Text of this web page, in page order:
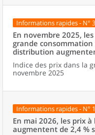
Informations rapides - N°
En novembre 2025,
grande
distribution
Indice des prix dans la
novembre 2025
Informations rapides - N°
En mai 2026, les prix
augmentent de 2,4 %